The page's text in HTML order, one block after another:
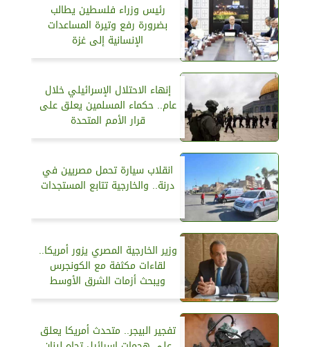
رئيس وزراء فلسطين يطالب
بضرورة رفع وتيرة المساعدات
الإنسانية إلى غزة
إنهاء الاحتلال الإسرائيلي خلال
عام.. حكماء المسلمين يعلق على
قرار الأمم المتحدة
انقلاب سيارة تحمل مصريين في
درنة.. والخارجية تتابع المستجدات
وزير الخارجية المصري يزور أمريكا..
لقاءات مكثفة مع الكونجرس
ويبحث أزمات الشرق الأوسط
تفجير البيجر.. متحدث أمريكا يعلق